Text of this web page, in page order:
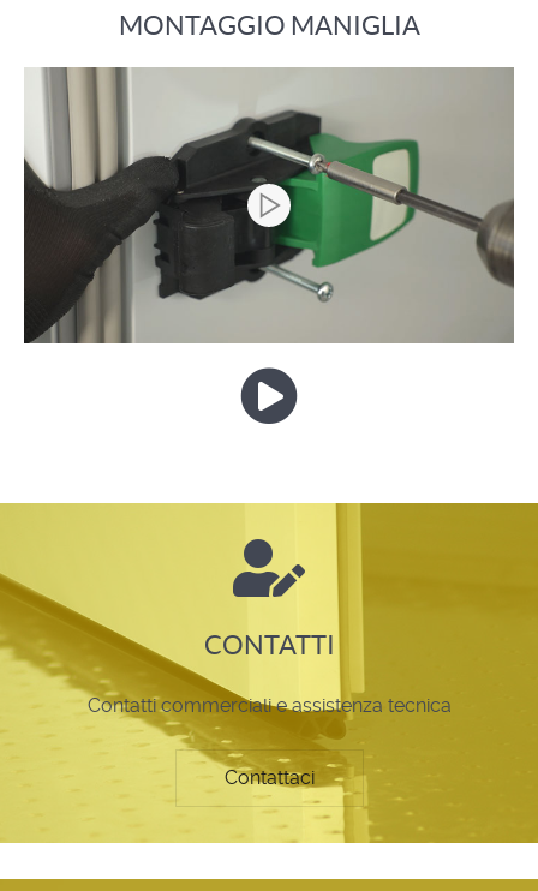
MONTAGGIO MANIGLIA
CONTATTI
Contatti commerciali e assistenza tecnica
Contattaci